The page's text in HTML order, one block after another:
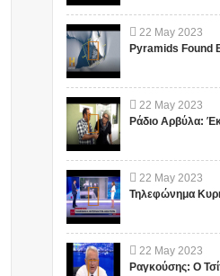
22 May 2023
Pyramids Found
22 May 2023
Ράδιο Αρβύλα:
22 May 2023
Τηλεφώνημα
22 May 2023
Ραγκούσης: Ο